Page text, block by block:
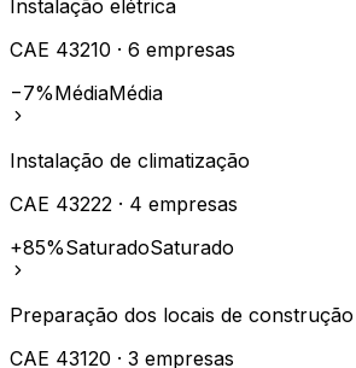
Instalação elétrica
CAE 43210 · 6 empresas
−7%MédiaMédia
Instalação de climatização
CAE 43222 · 4 empresas
+85%SaturadoSaturado
Preparação dos locais de construção
CAE 43120 · 3 empresas